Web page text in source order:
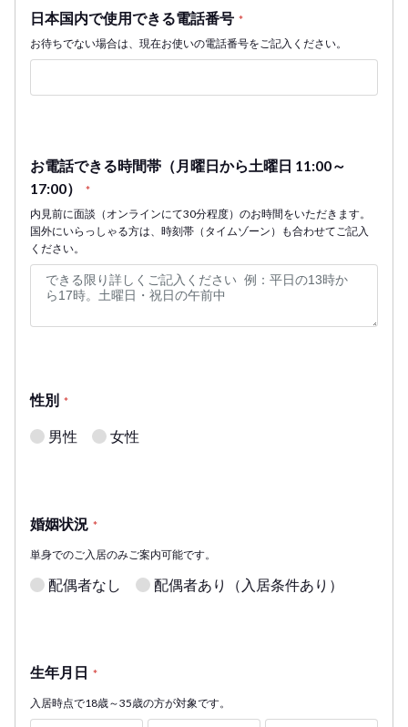
日本国内で使用できる電話番号 *
お待ちでない場合は、現在お使いの電話番号をご記入ください。
お電話できる時間帯（月曜日から土曜日 11:00～
17:00）
*
内見前に面談（オンラインにて30分程度）のお時間をいただきます。
国外にいらっしゃる方は、時刻帯（タイムゾーン）も合わせてご記入
ください。
性別 *
男性 女性
婚姻状況 *
単身でのご入居のみご案内可能です。
配偶者なし 配偶者あり（入居条件あり）
生年月日 *
入居時点で18歳～35歳の方が対象です。